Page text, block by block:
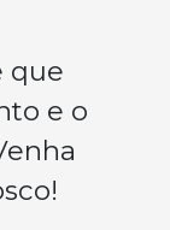
que
e o